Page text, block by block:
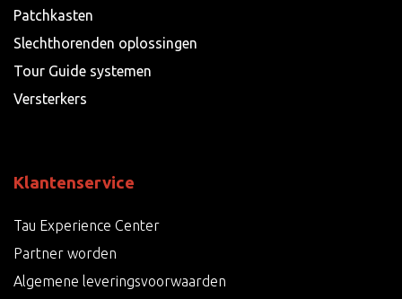
Patchkasten
Slechthorenden oplossingen
Tour Guide systemen
Versterkers
Klantenservice
Tau Experience Center
Partner worden
Algemene leveringsvoorwaarden